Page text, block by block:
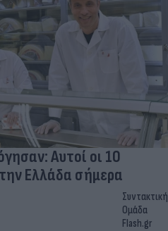
Αυτοί οι 10
Ελλάδα σήμερα
Συντακτική
Ομάδα
Flash.gr